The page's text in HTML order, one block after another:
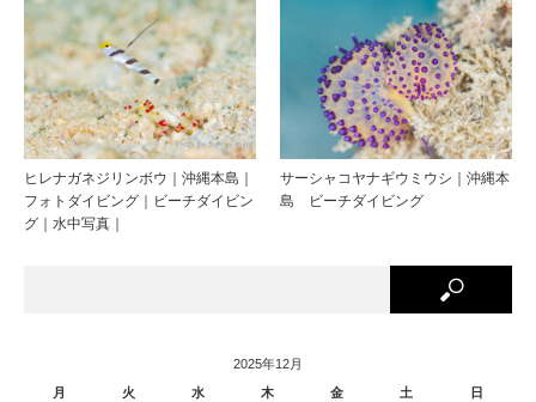
ヒレナガネジリンボウ｜沖縄本島｜
フォトダイビング｜ビーチダイビン
グ｜水中写真｜
サーシャコヤナギウミウシ｜沖縄本
島 ビーチダイビング
2025年12月
月
火 水 木 金 土 日